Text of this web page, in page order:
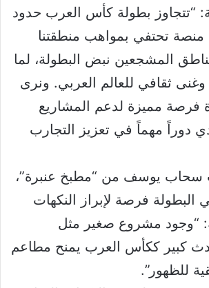
“تتجاوز بطولة كأس العرب حدود
منصة تحتفي بمواهب منطقتنا
المشجعين نبض البطولة، لما
ثقافي للعالم العربي. ونرى
فرصة مميزة لدعم المشاريع
دوراً مهماً في تعزيز التجارب
سحاب يوسف من “مطبخ عنبرة”،
فرصة لإبراز النكهات
“وجود مشروع صغير مثل
كبير ككأس العرب يمنح مطاعم
للظهور”.